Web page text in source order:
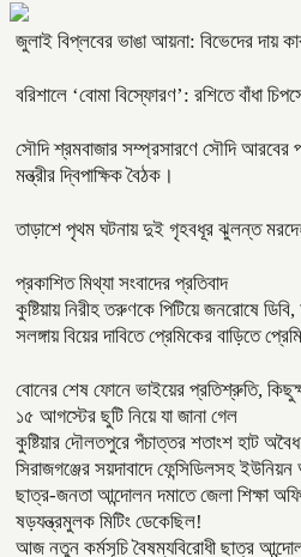
জুলাই বিপ্লবের ভাঙা আয়না: বিভেদের দায়
বরিশালে ‘বোমা বিস্ফোরণ’: রশিতে বাঁধা
সৌদি শ্রমবাজার সম্প্রসারণে সৌদি আরবের
মন্ত্রীর দ্বিপাক্ষিক বৈঠক।
তাড়াশে পৃথম ঘটনায় দুই গৃহবধূর ঝুলন্ত
প্রকাশিত মিথ্যা সংবাদের প্রতিবাদ
কুষ্টিয়ায় নিরীহ তরুণকে পিটিয়ে জনরোষে
সলঙ্গায় বিয়ের দাবিতে প্রেমিকের বাড়িতে
বোনের শেষ ফোনে ভাইয়ের প্রতিশ্রুতি,
১৫ আগস্টের ছুটি নিয়ে যা জানা গেল
কুষ্টিয়ার দৌলতপুরে পঁচাত্তর শতাংশ হাট অবৈধ
সিরাজগঞ্জের সয়দাবাদে ফেন্সিডিলসহ
ছাত্র-জনতা আন্দোলন দমাতে জেলা শিক্ষা
ষড়যন্ত্রমুলক মিটিং ডেকেছিল!
আজ নতুন কর্মসূচি বৈষম্যবিরোধী ছাত্র